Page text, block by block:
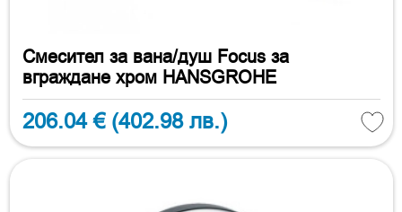
Смесител за вана/душ Focus за
вграждане хром HANSGROHE
206.04 € (402.98 лв.)